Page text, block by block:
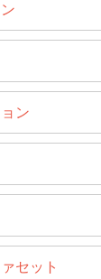
ン
セット